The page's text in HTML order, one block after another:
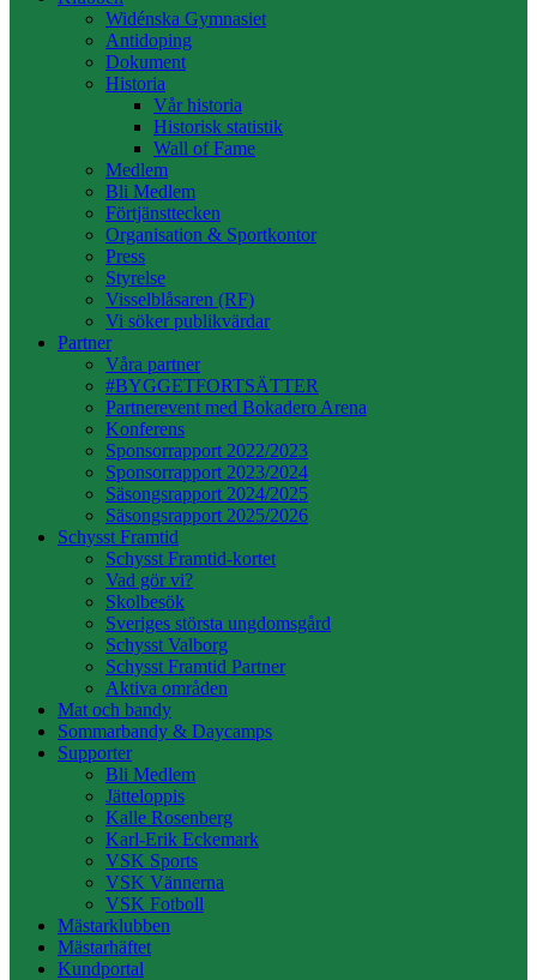
Widénska Gymnasiet
Antidoping
Dokument
Historia
Vår historia
Historisk statistik
Wall of Fame
Medlem
Bli Medlem
Förtjänsttecken
Organisation & Sportkontor
Press
Styrelse
Visselblåsaren (RF)
Vi söker publikvärdar
Partner
Våra partner
#BYGGETFORTSÄTTER
Partnerevent med Bokadero Arena
Konferens
Sponsorrapport 2022/2023
Sponsorrapport 2023/2024
Säsongsrapport 2024/2025
Säsongsrapport 2025/2026
Schysst Framtid
Schysst Framtid-kortet
Vad gör vi?
Skolbesök
Sveriges största ungdomsgård
Schysst Valborg
Schysst Framtid Partner
Aktiva områden
Mat och bandy
Sommarbandy & Daycamps
Supporter
Bli Medlem
Jätteloppis
Kalle Rosenberg
Karl-Erik Eckemark
VSK Sports
VSK Vännerna
VSK Fotboll
Mästarklubben
Mästarhäftet
Kundportal